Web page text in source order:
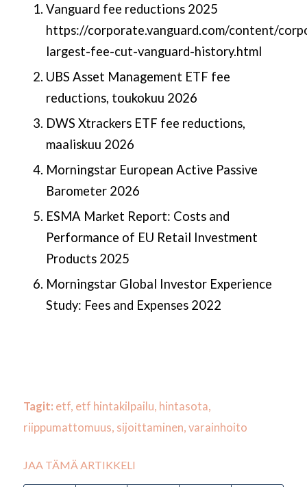
Vanguard fee reductions 2025
https://corporate.vanguard.com/content/
largest-fee-cut-vanguard-history.html
UBS Asset Management ETF fee
reductions, toukokuu 2026
DWS Xtrackers ETF fee reductions,
maaliskuu 2026
Morningstar European Active Passive
Barometer 2026
ESMA Market Report: Costs and
Performance of EU Retail Investment
Products 2025
Morningstar Global Investor Experience
Study: Fees and Expenses 2022
Tagit: etf, etf hintakilpailu, hintasota,
riippumattomuus, sijoittaminen, varainhoito
JAA TÄMÄ ARTIKKELI